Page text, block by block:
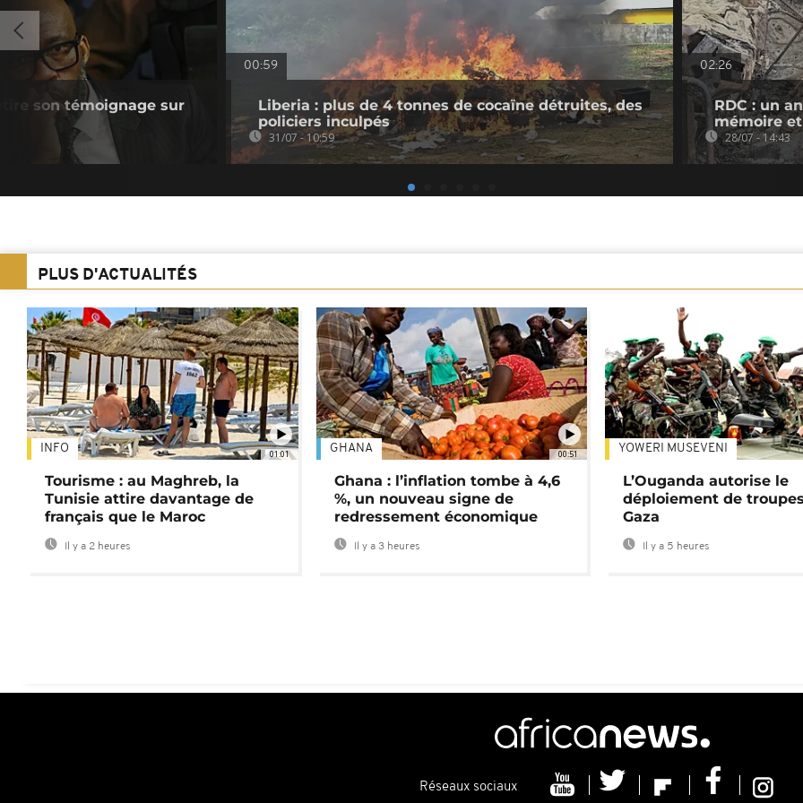
son témoignage sur
00:59
Liberia : plus de 4 tonnes de cocaïne détruites, des
policiers inculpés
31/07 - 10:59
02:26
RDC : un
mémoire et
28/07 - 14:43
PLUS D'ACTUALITÉS
01:01
INFO
Tourisme : au Maghreb, la
Tunisie attire davantage de
français que le Maroc
Il y a 2 heures
00:51
GHANA
Ghana : l’inflation tombe à 4,6
%, un nouveau signe de
redressement économique
Il y a 3 heures
YOWERI MUSEVENI
L’Ouganda autorise le
déploiement de
Gaza
Il y a 5 heures
Réseaux sociaux